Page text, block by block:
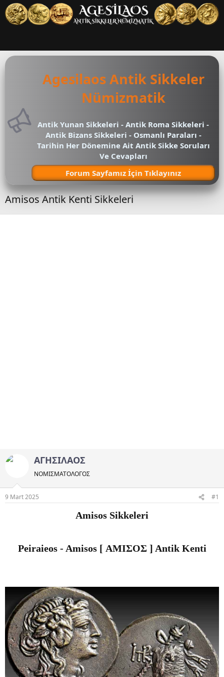
Agesilaos Antik Sikkeler
Nümizmatik
Antik Yunan Sikkeleri - Antik Roma Sikkeleri -
Antik Bizans Sikkeleri - Osmanlı Paraları -
Tarihin Her Dönemine Ait Antik Sikke Soruları
Ve Cevapları
Forum Sayfamız İçin Tıklayınız
Amisos Antik Kenti Sikkeleri
ΑΓΗΣΙΛΑΟΣ
ΝΟΜΙΣΜΑΤΟΛOΓΟΣ
9 Mart 2025 #1
Amisos Sikkeleri
Peiraieos - Amisos [ ΑΜΙΣΟΣ ] Antik Kenti